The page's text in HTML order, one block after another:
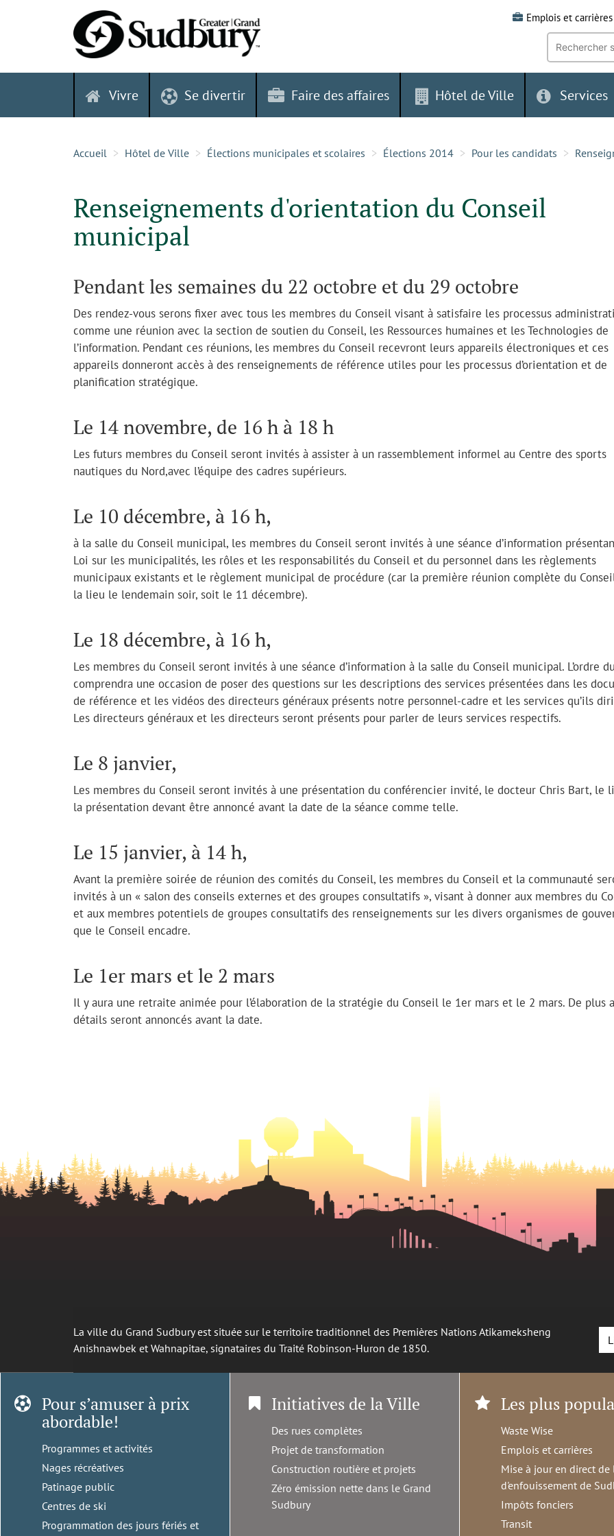
Emplois et carrières
Recherche
mot-
clé:
Vivre Se divertir Faire des affaires Hôtel de Ville Services
Accueil Hôtel de Ville Élections municipales et scolaires Élections 2014 Pour les candidats
Renseignements d'orientation du Conseil
municipal
Pendant les semaines du 22 octobre et du 29 octobre
Des rendez-vous serons fixer avec tous les membres du Conseil visant à satisfaire les processus
comme une réunion avec la section de soutien du Conseil, les Ressources humaines et les Technologies de
l’information. Pendant ces réunions, les membres du Conseil recevront leurs appareils électroniques et ces
appareils donneront accès à des renseignements de référence utiles pour les processus d’orientation et de
planification stratégique.
Le 14 novembre, de 16 h à 18 h
Les futurs membres du Conseil seront invités à assister à un rassemblement informel au Centre des sports
nautiques du Nord,avec l’équipe des cadres supérieurs.
Le 10 décembre, à 16 h,
à la salle du Conseil municipal, les membres du Conseil seront invités à une séance d’information
Loi sur les municipalités, les rôles et les responsabilités du Conseil et du personnel dans les règlements
municipaux existants et le règlement municipal de procédure (car la première réunion complète du
la lieu le lendemain soir, soit le 11 décembre).
Le 18 décembre, à 16 h,
Les membres du Conseil seront invités à une séance d’information à la salle du Conseil municipal. L’ordre
comprendra une occasion de poser des questions sur les descriptions des services présentées dans les
de référence et les vidéos des directeurs généraux présents notre personnel-cadre et les services qu’ils
Les directeurs généraux et les directeurs seront présents pour parler de leurs services respectifs.
Le 8 janvier,
Les membres du Conseil seront invités à une présentation du conférencier invité, le docteur Chris Bart, le
la présentation devant être annoncé avant la date de la séance comme telle.
Le 15 janvier, à 14 h,
Avant la première soirée de réunion des comités du Conseil, les membres du Conseil et la communauté
invités à un « salon des conseils externes et des groupes consultatifs », visant à donner aux membres du
et aux membres potentiels de groupes consultatifs des renseignements sur les divers organismes de
que le Conseil encadre.
Le 1er mars et le 2 mars
Il y aura une retraite animée pour l’élaboration de la stratégie du Conseil le 1er mars et le 2 mars. De plus
détails seront annoncés avant la date.
La ville du Grand Sudbury est située sur le territoire traditionnel des Premières Nations Atikameksheng
Anishnawbek et Wahnapitae, signataires du Traité Robinson-Huron de 1850.
Pour s’amuser à prix
abordable!
Programmes et activités
Nages récréatives
Patinage public
Centres de ski
Programmation des jours fériés et
Initiatives de la Ville
Des rues complètes
Projet de transformation
Construction routière et projets
Zéro émission nette dans le Grand
Sudbury
Les plus
Waste Wise
Emplois et carrières
Mise à jour en direct de
d'enfouissement de
Impôts fonciers
Transit